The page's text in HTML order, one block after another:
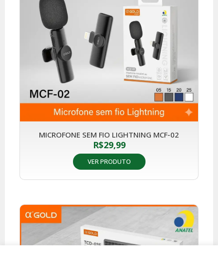
MICROFONE SEM FIO LIGHTNING MCF-02
R$29,99
VER PRODUTO